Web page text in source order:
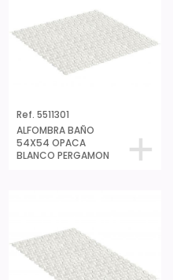
Ref. 5511301
ALFOMBRA BAÑO
54X54 OPACA
BLANCO PERGAMON